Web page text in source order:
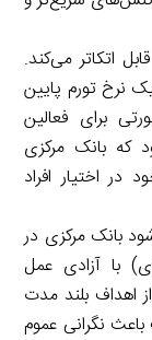
اتکاتر می‌کند.
نرخ تورم پایین
برای فعالین
که بانک مرکزی
اختیار افراد
بانک مرکزی در
با آزادی عمل
اهداف بلند مدت
نگرانی عموم